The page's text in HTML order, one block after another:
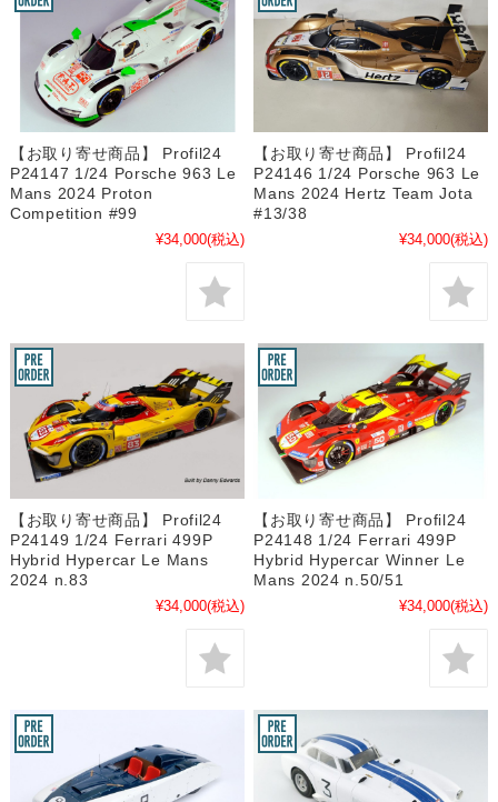
【お取り寄せ商品】 Profil24
P24147 1/24 Porsche 963 Le
Mans 2024 Proton
Competition #99
¥34,000(税込)
【お取り寄せ商品】 Profil24
P24146 1/24 Porsche 963 Le
Mans 2024 Hertz Team Jota
#13/38
¥34,000(税込)
【お取り寄せ商品】 Profil24
P24149 1/24 Ferrari 499P
Hybrid Hypercar Le Mans
2024 n.83
¥34,000(税込)
【お取り寄せ商品】 Profil24
P24148 1/24 Ferrari 499P
Hybrid Hypercar Winner Le
Mans 2024 n.50/51
¥34,000(税込)